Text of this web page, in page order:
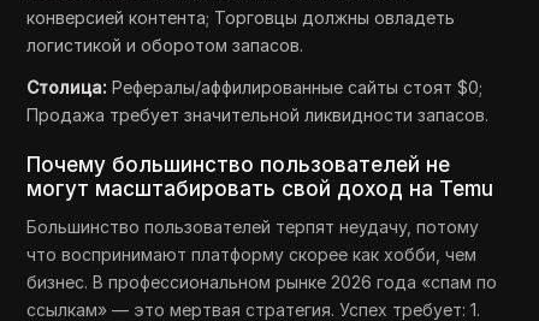
конверсией контента; Торговцы должны овладеть
логистикой и оборотом запасов.
Столица: Рефералы/аффилированные сайты стоят $0;
Продажа требует значительной ликвидности запасов.
Почему большинство пользователей не
могут масштабировать свой доход на Temu
Большинство пользователей терпят неудачу, потому
что воспринимают платформу скорее как хобби, чем
бизнес. В профессиональном рынке 2026 года «спам по
ссылкам» — это мертвая стратегия. Успех требует: 1.